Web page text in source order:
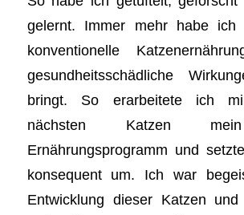
gelernt. Immer mehr habe ich
konventionelle
gesundheitsschädliche
bringt. So erarbeitete ich
nächsten Katzen
Ernährungsprogramm und
konsequent um. Ich war
Entwicklung dieser Katzen